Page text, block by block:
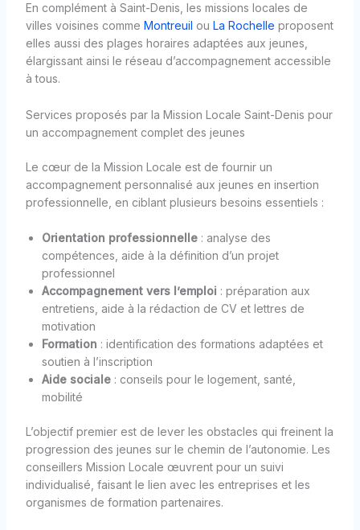
En complément à Saint-Denis, les missions locales de
villes voisines comme Montreuil ou La Rochelle proposent
elles aussi des plages horaires adaptées aux jeunes,
élargissant ainsi le réseau d’accompagnement accessible
à tous.
Services proposés par la Mission Locale Saint-Denis pour
un accompagnement complet des jeunes
Le cœur de la Mission Locale est de fournir un
accompagnement personnalisé aux jeunes en insertion
professionnelle, en ciblant plusieurs besoins essentiels :
Orientation professionnelle: analyse des
compétences, aide à la définition d’un projet
professionnel
Accompagnement vers l’emploi : préparation aux
entretiens, aide à la rédaction de CV et lettres de
motivation
Formation : identification des formations adaptées et
soutien à l’inscription
Aide sociale: conseils pour le logement, santé,
mobilité
L’objectif premier est de lever les obstacles qui freinent la
progression des jeunes sur le chemin de l’autonomie. Les
conseillers Mission Locale œuvrent pour un suivi
individualisé, faisant le lien avec les entreprises et les
organismes de formation partenaires.